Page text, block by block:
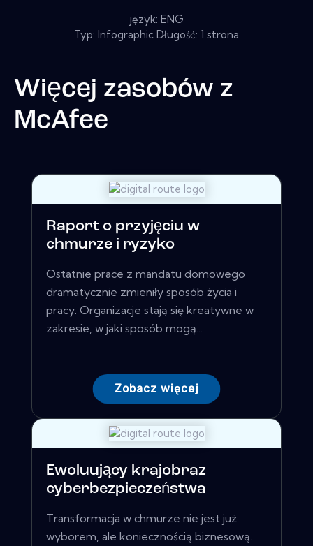
język: ENG
Typ: Infographic Długość: 1 strona
Więcej zasobów z
McAfee
Raport o przyjęciu w
chmurze i ryzyko
Ostatnie prace z mandatu domowego
dramatycznie zmieniły sposób życia i
pracy. Organizacje stają się kreatywne w
zakresie, w jaki sposób mogą...
Zobacz więcej
Ewoluujący krajobraz
cyberbezpieczeństwa
Transformacja w chmurze nie jest już
wyborem, ale koniecznością biznesową.